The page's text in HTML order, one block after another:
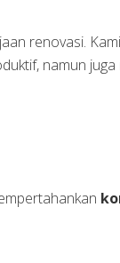
renovasi.
namun